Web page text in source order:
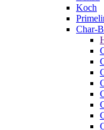
Koch
Char-